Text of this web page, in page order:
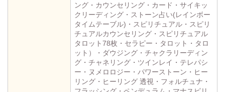
ング・カウンセリング・カード・サイキッ
クリーディング・ストーン占い(レインボー
タイムテーブル)・スピリチュアル・スピリ
チュアルカウンセリング・スピリチュアル
タロット78枚・セラピー・タロット・タロ
ット）・ダウジング・チャクラリーディン
グ・チャネリング・ツインレイ・テレパシ
ー・ヌメロロジー・パワーストーン・ヒー
リング・ヒーリング 透視・フォルチュナ・